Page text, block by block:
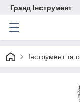
Гранд Інструмент
Інструмент та